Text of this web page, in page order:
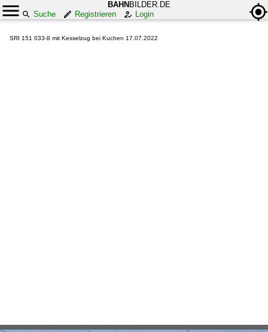
BAHN BILDER.DE
Suche
Registrieren Login
SRI 151 033-8 mit Kesselzug bei Kuchen 17.07.2022